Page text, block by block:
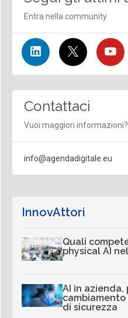
Entra nella community
Contattaci
Vuoi maggiori informazioni?
info@agendadigitale.eu
InnovAttori
Quali
physical AI
AI in
di sicurezza